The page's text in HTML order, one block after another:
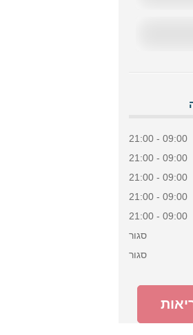
09:00 - 21:00
09:00 - 21:00
09:00 - 21:00
09:00 - 21:00
09:00 - 21:00
סגור
סגור